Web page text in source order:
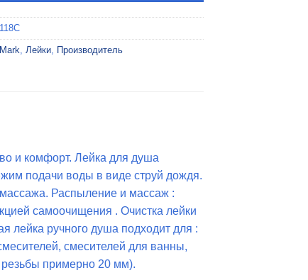
,Лейки, Производитель
и комфорт. Лейка для душа
подачи воды в виде струй дождя.
Распыление и массаж :
самоочищения . Очистка лейки
лейка ручного душа подходит для :
смесителей для ванны,
примерно 20 мм).